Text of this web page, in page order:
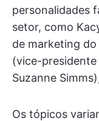
personalidades
setor, como
de marketing do
(vice-
Suzanne
Os tópicos